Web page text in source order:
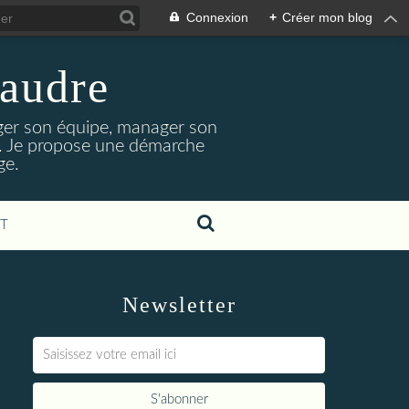
Connexion + Créer mon blog
son équipe, manager son
propose une démarche
Newsletter